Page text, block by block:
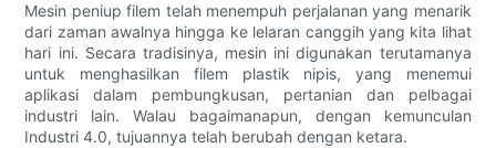
Mesin peniup filem telah menempuh perjalanan yang menarik
dari zaman awalnya hingga ke lelaran canggih yang kita lihat
hari ini. Secara tradisinya, mesin ini digunakan terutamanya
untuk menghasilkan filem plastik nipis, yang menemui
aplikasi dalam pembungkusan, pertanian dan pelbagai
industri lain. Walau bagaimanapun, dengan kemunculan
Industri 4.0, tujuannya telah berubah dengan ketara.